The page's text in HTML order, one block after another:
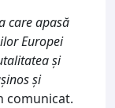
care apasă
Europei
și
și
comunicat.